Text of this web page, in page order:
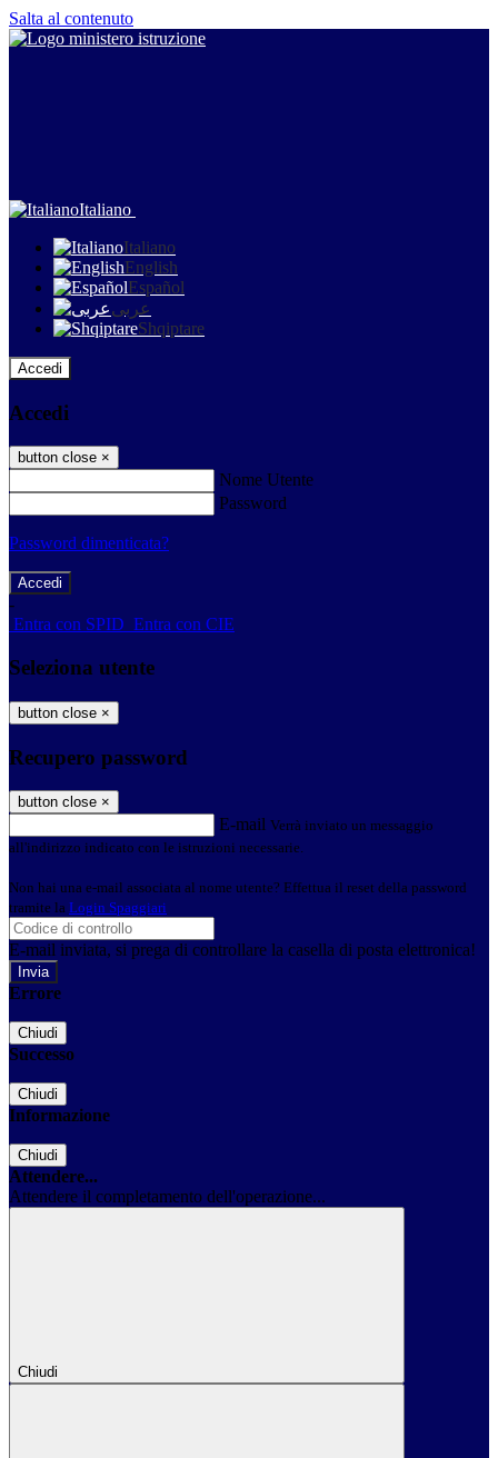
Salta al contenuto
Italiano
Italiano
English
Español
عربى
Shqiptare
Accedi
Accedi
button close ×
Nome Utente
Password
Password dimenticata?
-
Entra con SPID Entra con CIE
Seleziona utente
button close ×
Recupero password
button close ×
E-mail Verrà inviato un messaggio
all'indirizzo indicato con le istruzioni necessarie.
Non hai una e-mail associata al nome utente? Effettua il reset della password
tramite la Login Spaggiari
E-mail inviata, si prega di controllare la casella di posta elettronica!
Errore
Chiudi
Successo
Chiudi
Informazione
Chiudi
Attendere...
Attendere il completamento dell'operazione...
Chiudi